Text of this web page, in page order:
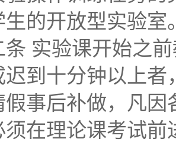
生的开放型实验室
条 实验课开始之
迟到十分钟以上
假事后补做，凡
须在理论课考试